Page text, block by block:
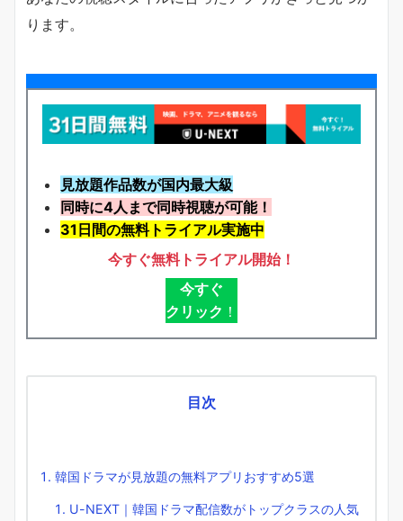
ります。
見放題作品数が国内最大級
同時に4人まで同時視聴が可能！
31日間の無料トライアル実施中
今すぐ無料トライアル開始！
今すぐ
クリック ！
目次
韓国ドラマが見放題の無料アプリおすすめ5選
U-NEXT｜韓国ドラマ配信数がトップクラスの人気